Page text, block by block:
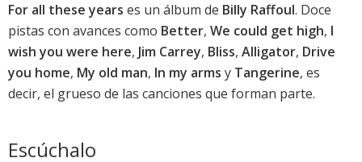
For all these years es un álbum de Billy Raffoul. Doce
pistas con avances como Better, We could get high, I
wish you were here, Jim Carrey, Bliss, Alligator, Drive
you home, My old man, In my arms y Tangerine, es
decir, el grueso de las canciones que forman parte.
Escúchalo